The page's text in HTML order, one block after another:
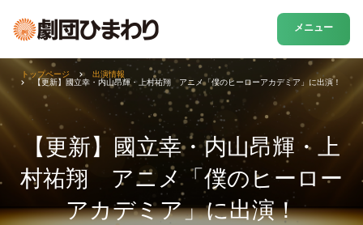
メニュー
【更新】國立幸・内山昂輝・上
村祐翔 アニメ「僕のヒーロー
アカデミア」に出演！
トップページ
出演情報
【更新】國立幸・内山昂輝・上村祐翔 アニメ「僕のヒーローアカデミア」に出演！